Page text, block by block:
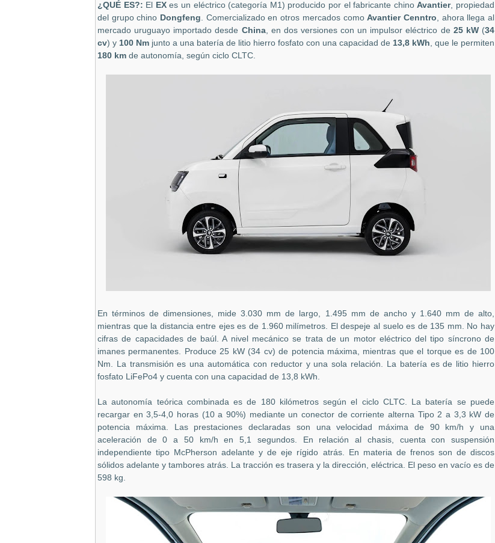
¿QUÉ ES?: El EXes un eléctrico (categoría M1) producido por el fabricante chinoAvantier, propiedad
del grupo chino Dongfeng. Comercializado en otros mercados comoAvantier Cenntro, ahora llega al
mercado uruguayo importado desde China, en dos versiones con un impulsor eléctrico de 25 kW(34
cv) y 100 Nm junto a una batería de litio hierro fosfato con una capacidad de 13,8 kWh, que le permiten
180 km de autonomía, según ciclo CLTC.
En términos de dimensiones, mide 3.030 mm de largo, 1.495 mm de ancho y 1.640 mm de alto,
mientras que la distancia entre ejes es de 1.960 milímetros. El despeje al suelo es de 135 mm. No hay
cifras de capacidades de baúl. A nivel mecánico se trata de un motor eléctrico del tipo síncrono de
imanes permanentes. Produce 25 kW (34 cv) de potencia máxima, mientras que el torque es de 100
Nm. La transmisión es una automática con reductor y una sola relación. La batería es de litio hierro
fosfato LiFePo4 y cuenta con una capacidad de 13,8 kWh.
La autonomía teórica combinada es de 180 kilómetros según el ciclo CLTC. La batería se puede
recargar en 3,5-4,0 horas (10 a 90%) mediante un conector de corriente alterna Tipo 2 a 3,3 kW de
potencia máxima. Las prestaciones declaradas son una velocidad máxima de 90 km/h y una
aceleración de 0 a 50 km/h en 5,1 segundos. En relación al chasis, cuenta con suspensión
independiente tipo McPherson adelante y de eje rígido atrás. En materia de frenos son de discos
sólidos adelante y tambores atrás. La tracción es trasera y la dirección, eléctrica. El peso en vacío es de
598 kg.